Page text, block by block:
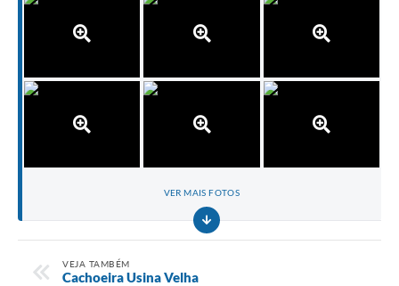
VER MAIS FOTOS
VEJA TAMBÉM
Cachoeira Usina Velha